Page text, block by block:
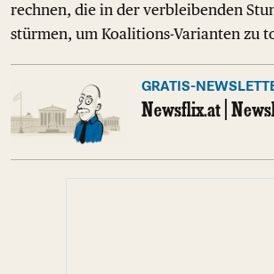
rechnen, die in der verbleibenden
stürmen, um Koalitions-Varianten zu
GRATIS-
Newsflix.at |